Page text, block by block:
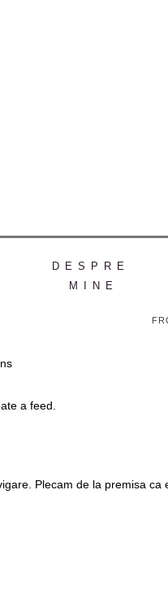
DESPRE
MINE
a feed.
Plecam de la premisa